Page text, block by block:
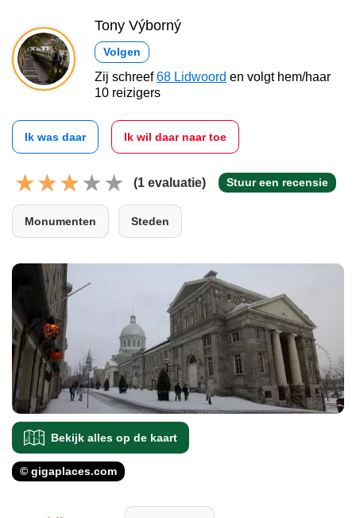
Tony Výborný
Volgen
Zij schreef68 Lidwoord en volgt hem/haar
10 reizigers
Ik was daar Ik wil daar naar toe
(1 evaluatie) Stuur een recensie
Monumenten Steden
Bekijk alles op de kaart
© gigaplaces.com